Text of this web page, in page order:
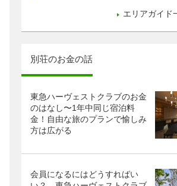
エリアガイド
別荘のお金の話
東急ハーヴェストクラブのお金
のはなし〜1年中同じ宿泊料
金！自由な旅のプランで愉しみ
方は広がる
会員になるにはどうすればい